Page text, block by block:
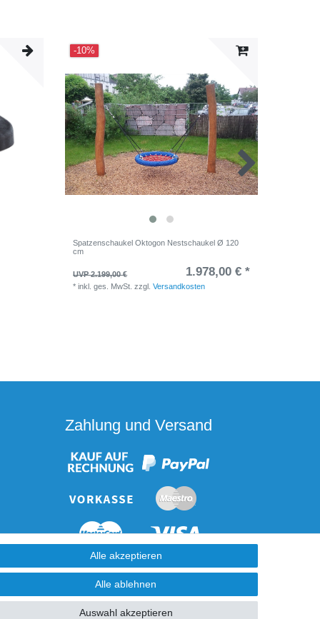
-10%
Spatzenschaukel Oktogon Nestschaukel Ø 120
cm
UVP 2.199,00 € 1.978,00 € *
*inkl. ges. MwSt. zzgl.Versandkosten
Zahlung und Versand
Alle akzeptieren
Alle ablehnen
Auswahl akzeptieren